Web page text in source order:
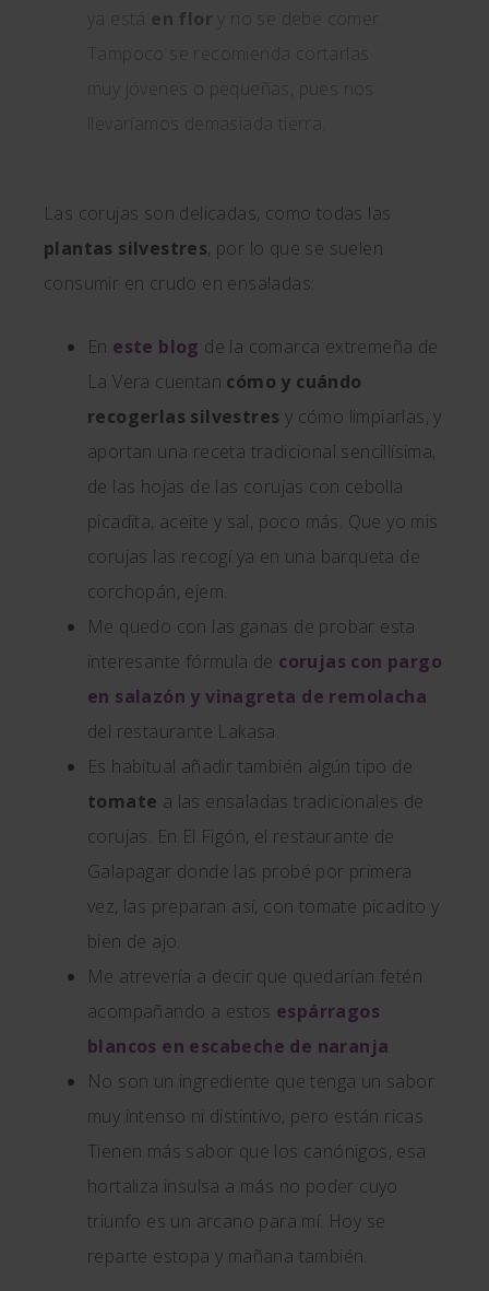
ya está en flor y no se debe comer.
Tampoco se recomienda cortarlas
muy jóvenes o pequeñas, pues nos
llevaríamos demasiada tierra.
Las corujas son delicadas, como todas las
plantas silvestres, por lo que se suelen
consumir en crudo en ensaladas:
En este blog de la comarca extremeña de
La Vera cuentan cómo y cuándo
recogerlas silvestres y cómo limpiarlas, y
aportan una receta tradicional sencillísima,
de las hojas de las corujas con cebolla
picadita, aceite y sal, poco más. Que yo mis
corujas las recogí ya en una barqueta de
corchopán, ejem.
Me quedo con las ganas de probar esta
interesante fórmula de corujas con pargo
en salazón y vinagreta de remolacha
del restaurante Lakasa.
Es habitual añadir también algún tipo de
tomate a las ensaladas tradicionales de
corujas. En El Figón, el restaurante de
Galapagar donde las probé por primera
vez, las preparan así, con tomate picadito y
bien de ajo.
Me atrevería a decir que quedarían fetén
acompañando a estos espárragos
blancos en escabeche de naranja.
No son un ingrediente que tenga un sabor
muy intenso ni distintivo, pero están ricas.
Tienen más sabor que los canónigos, esa
hortaliza insulsa a más no poder cuyo
triunfo es un arcano para mí. Hoy se
reparte estopa y mañana también.